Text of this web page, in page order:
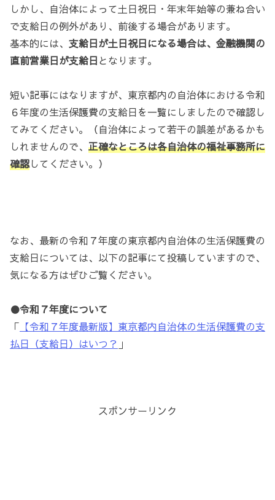
しかし、自治体によって土日祝日・年末年始等の兼ね合い
で支給日の例外があり、前後する場合があります。
基本的には、 支給日が土日祝日になる場合は、金融機関の
直前営業日が支給日となります。
短い記事にはなりますが、東京都内の自治体における令和
６年度の生活保護費の支給日を一覧にしましたので確認し
てみてください。（自治体によって若干の誤差があるかも
しれませんので、 正確なところは各自治体の福祉事務所に
確認してください。）
なお、最新の令和７年度の東京都内自治体の生活保護費の
支給日については、以下の記事にて投稿していますので、
気になる方はぜひご覧ください。
●令和７年度について
「 【令和７年度最新版】東京都内自治体の生活保護費の支
払日（支給日）はいつ？ 」
スポンサーリンク